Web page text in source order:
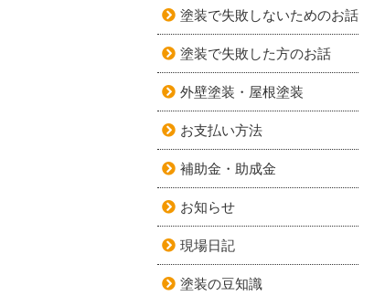
塗装で失敗しないためのお話
塗装で失敗した方のお話
外壁塗装・屋根塗装
お支払い方法
補助金・助成金
お知らせ
現場日記
塗装の豆知識